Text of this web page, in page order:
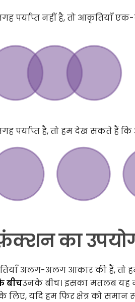
पर्याप्त नहीं है, तो आकृतियाँ
पर्याप्त है, तो हम देख सकते हैं
का
अलग-अलग आकार की हैं, तो
बीचउनके बीच। इसका मतलब यह
लिए, यदि हम फिर क्षेत्र को